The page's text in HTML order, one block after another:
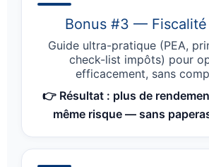
Bonus #3 — Fiscalité
Guide ultra-pratique (PEA,
check-list impôts) pour
efficacement, sans
👉 Résultat : plus de
même risque — sans